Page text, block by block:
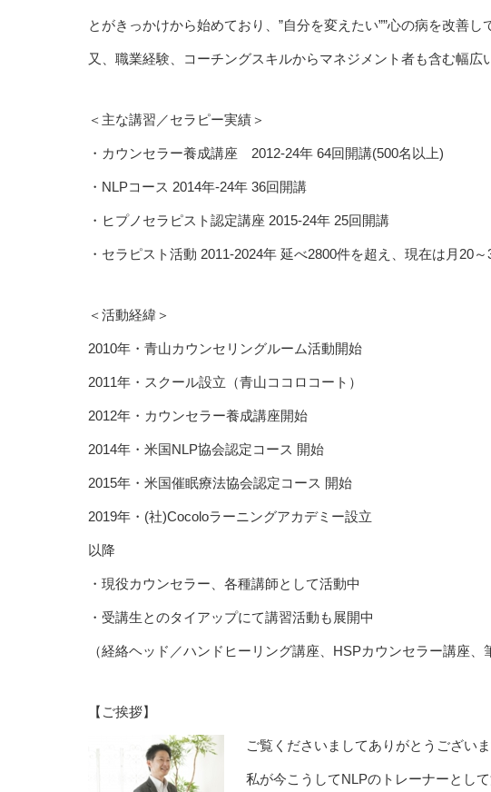
とがきっかけから始めており、”自分を変えたい””心の病を改善し
又、職業経験、コーチングスキルからマネジメント者も含む幅広
＜主な講習／セラピー実績＞
・カウンセラー養成講座 2012-24年 64回開講(500名以上)
・NLPコース 2014年-24年 36回開講
・ヒプノセラピスト認定講座 2015-24年 25回開講
・セラピスト活動 2011-2024年 延べ2800件を超え、現在は月20
＜活動経緯＞
2010年・青山カウンセリングルーム活動開始
2011年・スクール設立（青山ココロコート）
2012年・カウンセラー養成講座開始
2014年・米国NLP協会認定コース 開始
2015年・米国催眠療法協会認定コース 開始
2019年・(社)Cocoloラーニングアカデミー設立
以降
・現役カウンセラー、各種講師として活動中
・受講生とのタイアップにて講習活動も展開中
（経絡ヘッド／ハンドヒーリング講座、HSPカウンセラー講座、
【ご挨拶】
ご覧くださいましてありがとうございま
私が今こうしてNLPのトレーナーとし